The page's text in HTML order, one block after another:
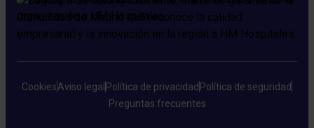
CookiesAviso legal Política de privacidad Política de seguridad
Preguntas frecuentes